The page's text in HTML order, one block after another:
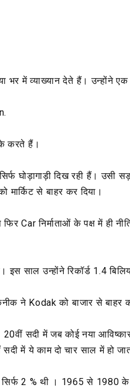
भर में व्याख्यान देते हैं। उन्होंने
करते हैं।
घोड़ागाड़ी दिख रही हैं। उसी
मार्किट से बाहर कर दिया।
Car निर्माताओं के पक्ष में ही
साल उन्होंने रिकॉर्ड 1.4
ने Kodak को बाजार से बाहर
सदी में जब कोई नया
में ये काम दो चार साल में हो
2 % थी । 1965 से 1980